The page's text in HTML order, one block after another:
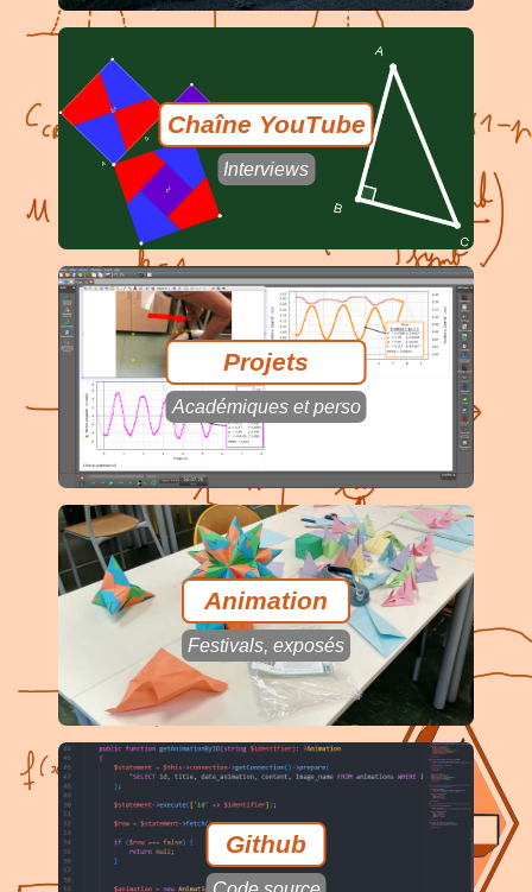
Chaîne YouTube
Interviews
Projets
Académiques et perso
Animation
Festivals, exposés
Github